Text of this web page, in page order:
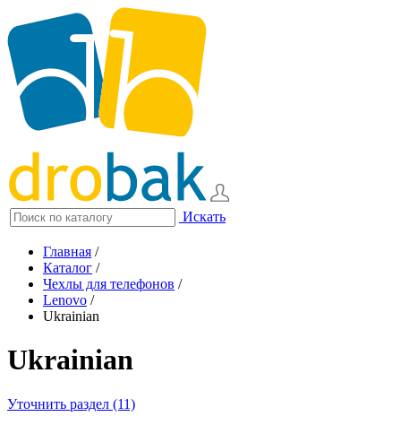
Искать
Главная /
Каталог /
Чехлы для телефонов /
Lenovo /
Ukrainian
Ukrainian
Уточнить раздел (11)